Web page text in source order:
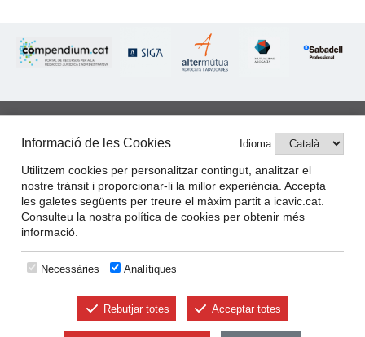
IL·LUSTRE COL·LEGI
D'ADVOCATS DE VIC
Avís legal
Política de privacitat
Política de cookies
© Il·lustre Col·legi d’Advocats de Vic (ICAVIC) - Plaça Miquel de Clariana,
Informació de les Cookies Idioma
Utilitzem cookies per personalitzar contingut, analitzar el
nostre trànsit i proporcionar-li la millor experiència. Accepta
les galetes següents per treure el màxim partit a icavic.cat.
Consulteu la nostra política de cookies per obtenir més
informació.
Necessàries Analítiques
Rebutjar totes Acceptar totes